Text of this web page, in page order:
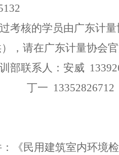
考核的学员由广东计
， 请在广东计量协会
部联系人：安威
丁一 13352826712
《民用建筑室内环境